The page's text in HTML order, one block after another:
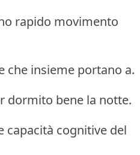
rapido movimento
che insieme portano a.
dormito bene la notte.
capacità cognitive del